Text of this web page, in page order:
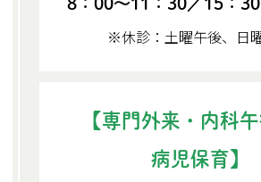
※休診：土曜午後、日
【専門外来・内科午
病児保育】